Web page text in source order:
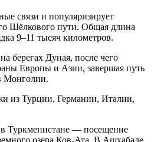
связи и популяризирует
Шёлкового пути. Общая длина
9–11 тысяч километров.
берегах Дуная, после чего
Европы и Азии, завершая путь
Монголии.
из Турции, Германии, Италии,
Туркменистане — посещение
озера Ков-Ата. В Ашхабаде